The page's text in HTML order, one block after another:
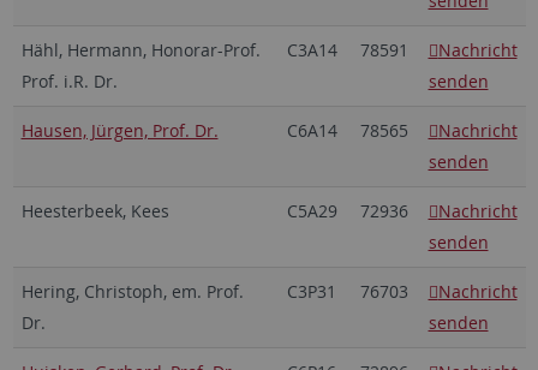
Hähl, Hermann, Honorar-Prof.
Prof. i.R. Dr.
C3A14 78591
Nachricht
senden
Hausen, Jürgen, Prof. Dr. C6A14 78565
Nachricht
senden
Heesterbeek, Kees C5A29 72936
Nachricht
senden
Hering, Christoph, em. Prof.
Dr.
C3P31 76703
Nachricht
senden